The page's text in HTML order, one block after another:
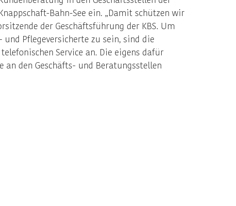
Bahn-See ein. „Damit schützen wir
der Geschäftsführung der KBS. Um
Pflegeversicherte zu sein, sind die
Service an. Die eigens dafür
den Geschäfts- und Beratungsstellen